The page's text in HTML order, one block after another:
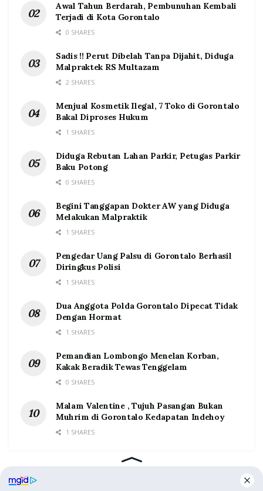
Awal Tahun Berdarah, Pembunuhan Kembali
Terjadi di Kota Gorontalo
0 SHARES
Sadis !! Perut Dibelah Tanpa Dijahit, Diduga
Malpraktek RS Multazam
2 SHARES
Menjual Kosmetik Ilegal, 7 Toko di Gorontalo
Bakal Diproses Hukum
1 SHARES
Diduga Rebutan Lahan Parkir, Petugas Parkir
Baku Potong
0 SHARES
Begini Tanggapan Dokter AW yang Diduga
Melakukan Malpraktik
1 SHARES
Pengedar Uang Palsu di Gorontalo Berhasil
Diringkus Polisi
1 SHARES
Dua Anggota Polda Gorontalo Dipecat Tidak
Dengan Hormat
1 SHARES
Pemandian Lombongo Menelan Korban,
Kakak Beradik Tewas Tenggelam
0 SHARES
Malam Valentine , Tujuh Pasangan Bukan
Muhrim di Gorontalo Kedapatan Indehoy
1 SHARES